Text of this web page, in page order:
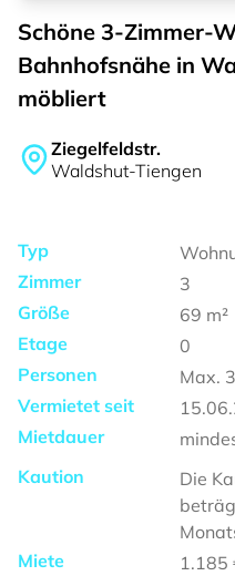
Schöne 3-Zimmer-
Bahnhofsnähe in
möbliert
Ziegelfeldstr.
Waldshut-Tiengen
Typ
Zimmer
3
Größe
69 m²
Etage
0
Personen
Max. 3
Vermietet seit
Mietdauer
Kaution
Die
Miete
1.185